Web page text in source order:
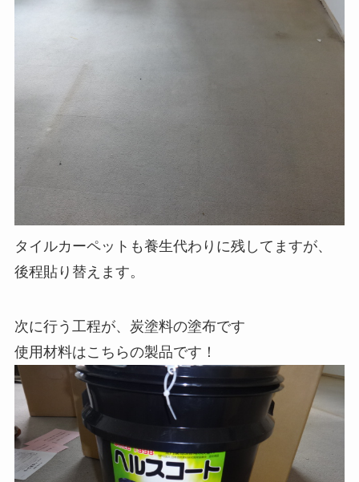
タイルカーペットも養生代わりに残してますが、
後程貼り替えます。
次に行う工程が、炭塗料の塗布です
使用材料はこちらの製品です！